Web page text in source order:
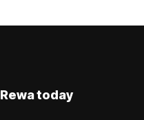
Rewa today